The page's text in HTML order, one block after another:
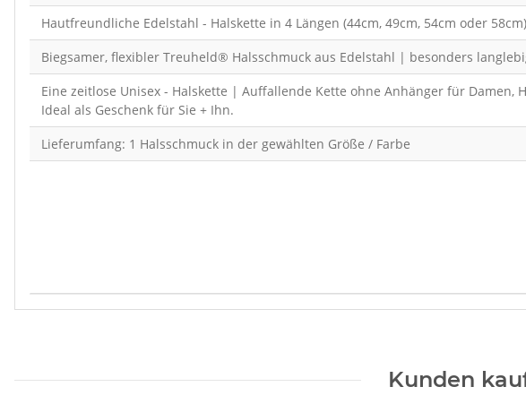
Hautfreundliche Edelstahl - Halskette in 4 Längen (44cm, 49cm, 54cm oder
Biegsamer, flexibler Treuheld® Halsschmuck aus Edelstahl | besonders
Eine zeitlose Unisex - Halskette | Auffallende Kette ohne Anhänger für
Ideal als Geschenk für Sie + Ihn.
Lieferumfang: 1 Halsschmuck in der gewählten Größe / Farbe
Produkteigenschaft
Wert
Kunden